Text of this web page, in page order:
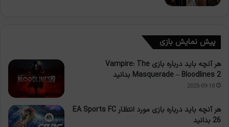
پیش نمایش بازی
هر آنچه باید درباره بازی Vampire: The
Masquerade – Bloodlines 2 بدانید
2025-09-18
هر آنچه باید درباره بازی مورد انتظار EA Sports FC
26 بدانید